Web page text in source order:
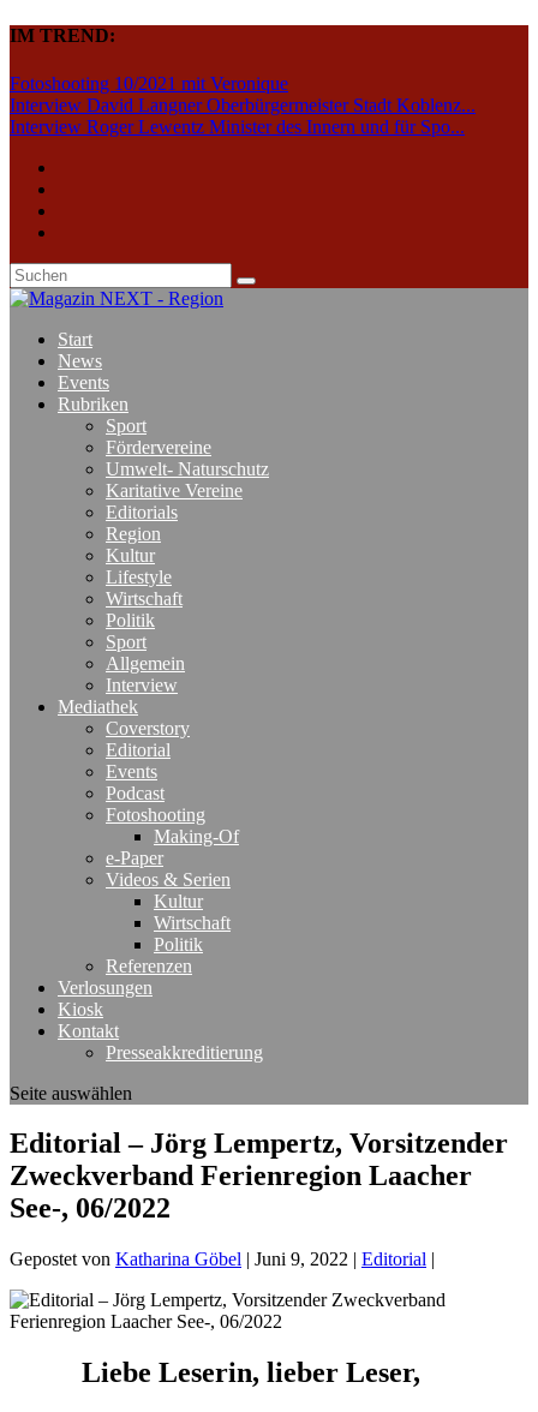
IM TREND:
Fotoshooting 10/2021 mit Veronique
Interview David Langner Oberbürgermeister Stadt Koblenz...
Interview Roger Lewentz Minister des Innern und für Spo...
Start
News
Events
Rubriken
Sport
Fördervereine
Umwelt- Naturschutz
Karitative Vereine
Editorials
Region
Kultur
Lifestyle
Wirtschaft
Politik
Sport
Allgemein
Interview
Mediathek
Coverstory
Editorial
Events
Podcast
Fotoshooting
Making-Of
e-Paper
Videos & Serien
Kultur
Wirtschaft
Politik
Referenzen
Verlosungen
Kiosk
Kontakt
Presseakkreditierung
Seite auswählen
Editorial – Jörg Lempertz, Vorsitzender
Zweckverband Ferienregion Laacher
See-, 06/2022
Gepostet von Katharina Göbel | Juni 9, 2022 | Editorial |
Liebe Leserin, lieber Leser,